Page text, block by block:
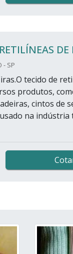
DE
- SP
tecido de
produtos,
cintos de
na